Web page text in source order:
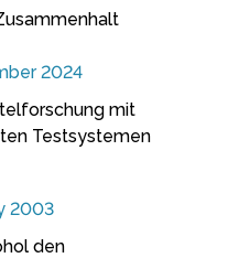
2024
mit
Testsystemen
2003
den